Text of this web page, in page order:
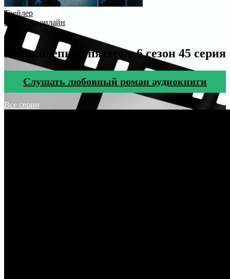
Трейлер
Смотреть онлайн
Великолепная пятерка 6 сезон 45 серия
Cлушать любовный роман аудиокниги
Все серии